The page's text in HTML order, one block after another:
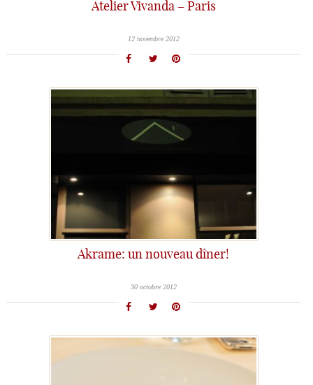
Atelier Vivanda – Paris
12 novembre 2012
Akrame: un nouveau dîner!
30 octobre 2012